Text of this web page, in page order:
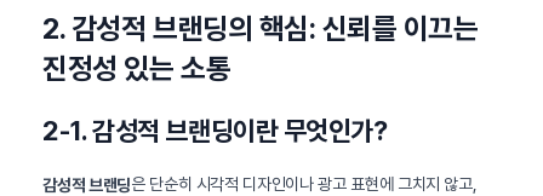
2. 감성적 브랜딩의 핵심: 신뢰를 이끄는
진정성 있는 소통
2-1. 감성적 브랜딩이란 무엇인가?
감성적 브랜딩은 단순히 시각적 디자인이나 광고 표현에 그치지 않고,